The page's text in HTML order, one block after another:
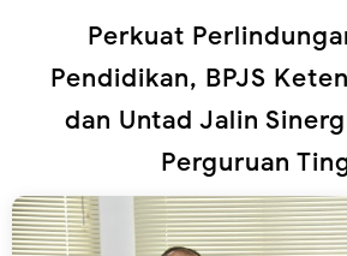
Perkuat
Pendidikan, BPJS
dan Untad Jalin
Perguruan